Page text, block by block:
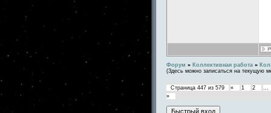
Форум » Коллективная работа »
(Здесь можно записаться на текущую
Страница 447 из 579 « 1 2
…
»